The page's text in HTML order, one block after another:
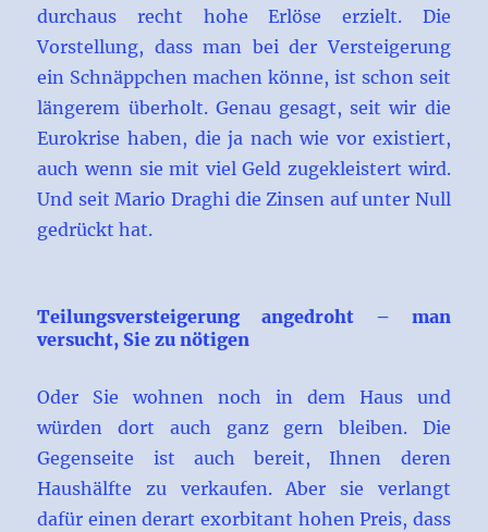
durchaus recht hohe Erlöse erzielt. Die
Vorstellung, dass man bei der Versteigerung
ein Schnäppchen machen könne, ist schon seit
längerem überholt. Genau gesagt, seit wir die
Eurokrise haben, die ja nach wie vor existiert,
auch wenn sie mit viel Geld zugekleistert wird.
Und seit Mario Draghi die Zinsen auf unter Null
gedrückt hat.
Teilungsversteigerung angedroht – man
versucht, Sie zu nötigen
Oder Sie wohnen noch in dem Haus und
würden dort auch ganz gern bleiben. Die
Gegenseite ist auch bereit, Ihnen deren
Haushälfte zu verkaufen. Aber sie verlangt
dafür einen derart exorbitant hohen Preis, dass